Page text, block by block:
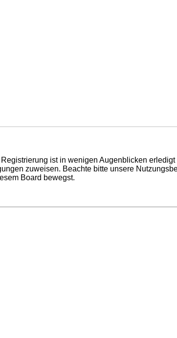
ist in wenigen Augenblicken
zuweisen. Beachte bitte unsere
Board bewegst.